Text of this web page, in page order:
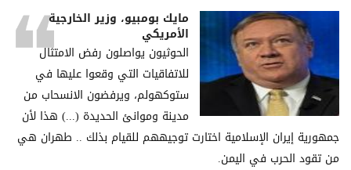
مايك بومبيو، وزير الخارجية
الأمريكي
الحوثيون يواصلون رفض الامتثال
للاتفاقيات التي وقعوا عليها في
ستوكهولم، ويرفضون الانسحاب من
مدينة وموانئ الحديدة (...) هذا لأن
جمهورية إيران الإسلامية اختارت توجيههم للقيام بذلك .. طهران هي
من تقود الحرب في اليمن.